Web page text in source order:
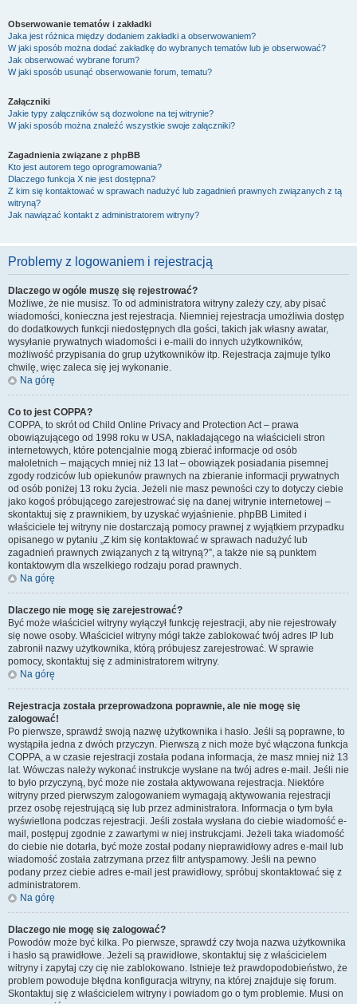
Obserwowanie tematów i zakładki
Jaka jest różnica między dodaniem zakładki a obserwowaniem?
W jaki sposób można dodać zakładkę do wybranych tematów lub je obserwować?
Jak obserwować wybrane forum?
W jaki sposób usunąć obserwowanie forum, tematu?
Załączniki
Jakie typy załączników są dozwolone na tej witrynie?
W jaki sposób można znaleźć wszystkie swoje załączniki?
Zagadnienia związane z phpBB
Kto jest autorem tego oprogramowania?
Dlaczego funkcja X nie jest dostępna?
Z kim się kontaktować w sprawach nadużyć lub zagadnień prawnych związanych z tą
witryną?
Jak nawiązać kontakt z administratorem witryny?
Problemy z logowaniem i rejestracją
Dlaczego w ogóle muszę się rejestrować?
Możliwe, że nie musisz. To od administratora witryny zależy czy, aby pisać
wiadomości, konieczna jest rejestracja. Niemniej rejestracja umożliwia dostęp
do dodatkowych funkcji niedostępnych dla gości, takich jak własny awatar,
wysyłanie prywatnych wiadomości i e-maili do innych użytkowników,
możliwość przypisania do grup użytkowników itp. Rejestracja zajmuje tylko
chwilę, więc zaleca się jej wykonanie.
Na górę
Co to jest COPPA?
COPPA, to skrót od Child Online Privacy and Protection Act – prawa
obowiązującego od 1998 roku w USA, nakładającego na właścicieli stron
internetowych, które potencjalnie mogą zbierać informacje od osób
małoletnich – mających mniej niż 13 lat – obowiązek posiadania pisemnej
zgody rodziców lub opiekunów prawnych na zbieranie informacji prywatnych
od osób poniżej 13 roku życia. Jeżeli nie masz pewności czy to dotyczy ciebie
jako kogoś próbującego zarejestrować się na danej witrynie internetowej –
skontaktuj się z prawnikiem, by uzyskać wyjaśnienie. phpBB Limited i
właściciele tej witryny nie dostarczają pomocy prawnej z wyjątkiem przypadku
opisanego w pytaniu „Z kim się kontaktować w sprawach nadużyć lub
zagadnień prawnych związanych z tą witryną?”, a także nie są punktem
kontaktowym dla wszelkiego rodzaju porad prawnych.
Na górę
Dlaczego nie mogę się zarejestrować?
Być może właściciel witryny wyłączył funkcję rejestracji, aby nie rejestrowały
się nowe osoby. Właściciel witryny mógł także zablokować twój adres IP lub
zabronił nazwy użytkownika, którą próbujesz zarejestrować. W sprawie
pomocy, skontaktuj się z administratorem witryny.
Na górę
Rejestracja została przeprowadzona poprawnie, ale nie mogę się
zalogować!
Po pierwsze, sprawdź swoją nazwę użytkownika i hasło. Jeśli są poprawne, to
wystąpiła jedna z dwóch przyczyn. Pierwszą z nich może być włączona funkcja
COPPA, a w czasie rejestracji została podana informacja, że masz mniej niż 13
lat. Wówczas należy wykonać instrukcje wysłane na twój adres e-mail. Jeśli nie
to było przyczyną, być może nie została aktywowana rejestracja. Niektóre
witryny przed pierwszym zalogowaniem wymagają aktywowania rejestracji
przez osobę rejestrującą się lub przez administratora. Informacja o tym była
wyświetlona podczas rejestracji. Jeśli została wysłana do ciebie wiadomość e-
mail, postępuj zgodnie z zawartymi w niej instrukcjami. Jeżeli taka wiadomość
do ciebie nie dotarła, być może został podany nieprawidłowy adres e-mail lub
wiadomość została zatrzymana przez filtr antyspamowy. Jeśli na pewno
podany przez ciebie adres e-mail jest prawidłowy, spróbuj skontaktować się z
administratorem.
Na górę
Dlaczego nie mogę się zalogować?
Powodów może być kilka. Po pierwsze, sprawdź czy twoja nazwa użytkownika
i hasło są prawidłowe. Jeżeli są prawidłowe, skontaktuj się z właścicielem
witryny i zapytaj czy cię nie zablokowano. Istnieje też prawdopodobieństwo, że
problem powoduje błędna konfiguracja witryny, na której znajduje się forum.
Skontaktuj się z właścicielem witryny i powiadom go o tym problemie. Musi on